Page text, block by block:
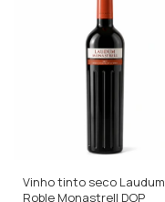
Vinho tinto seco Laudum
Roble Monastrell DOP